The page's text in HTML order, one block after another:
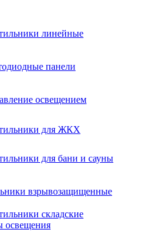
линейные
панели
освещением
для ЖКХ
для бани и сауны
взрывозащищенные
складские
освещения